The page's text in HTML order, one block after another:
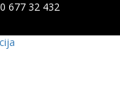
677 32 432